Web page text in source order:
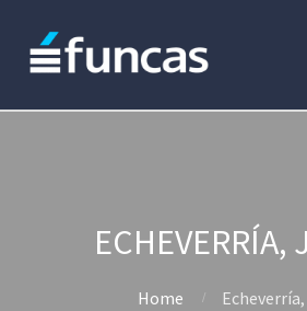
ECHEVERRÍA,
Home